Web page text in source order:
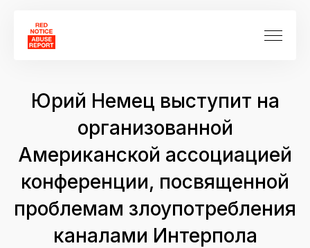
Юрий Немец выступит на
организованной
Американской ассоциацией
конференции, посвященной
проблемам злоупотребления
каналами Интерпола